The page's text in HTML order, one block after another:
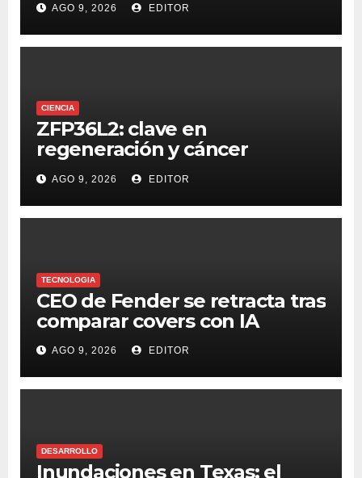
AGO 9, 2026 EDITOR
CIENCIA
ZFP36L2: clave en
regeneración y cáncer
colorrectal
AGO 9, 2026 EDITOR
TECNOLOGIA
CEO de Fender se retracta tras
comparar covers con IA
AGO 9, 2026 EDITOR
DESARROLLO
Inundaciones en Texas: el